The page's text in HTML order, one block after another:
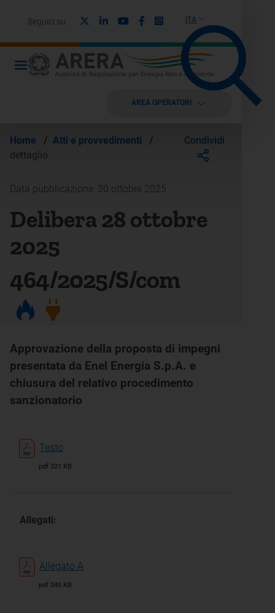
ITA
Seguici su: LinkedinYoutubeFacebook
Instagram
AREA OPERATORI
Home / Atti e provvedimenti
/
dettaglio
Condividi
Data pubblicazione: 30 ottobre 2025
Delibera 28 ottobre
2025
464/2025/S/com
Approvazione della proposta di impegni
presentata da Enel Energia S.p.A. e
chiusura del relativo procedimento
sanzionatorio
Testo
pdf 321 KB
Allegati:
Allegato A
pdf 340 KB